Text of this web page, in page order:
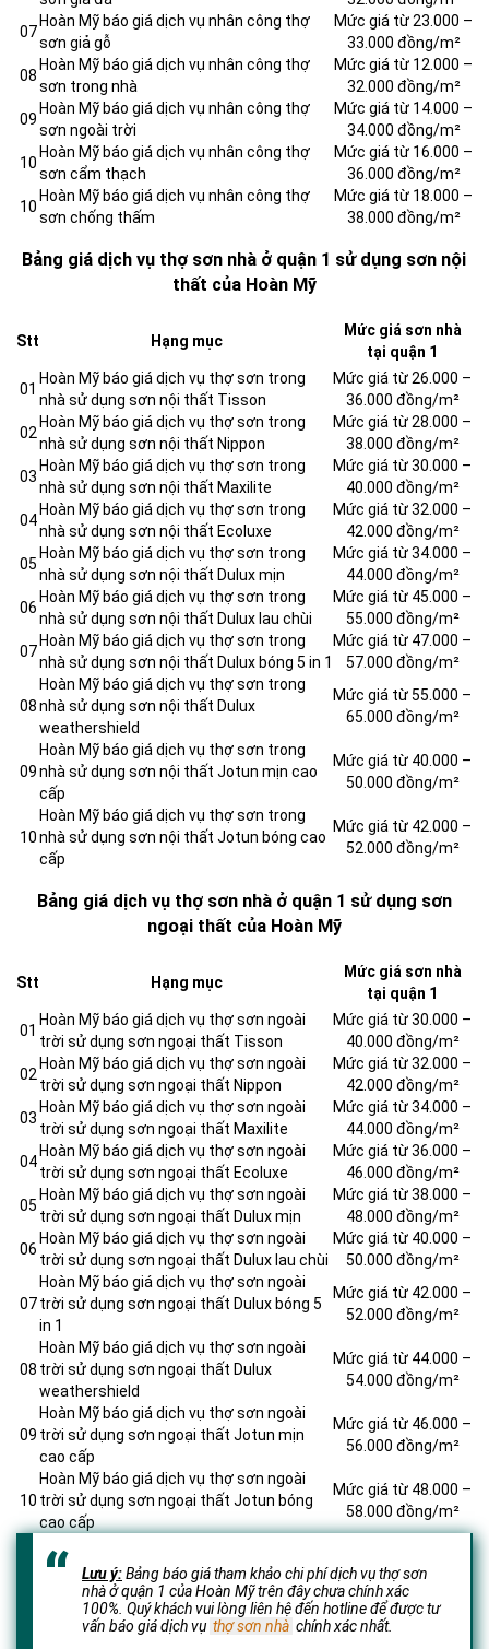
07
Hoàn Mỹ báo giá dịch vụ nhân công thợ
sơn giả gỗ
Mức giá từ 23.000 –
33.000 đồng/m²
08
Hoàn Mỹ báo giá dịch vụ nhân công thợ
sơn trong nhà
Mức giá từ 12.000 –
32.000 đồng/m²
09
Hoàn Mỹ báo giá dịch vụ nhân công thợ
sơn ngoài trời
Mức giá từ 14.000 –
34.000 đồng/m²
10
Hoàn Mỹ báo giá dịch vụ nhân công thợ
sơn cẩm thạch
Mức giá từ 16.000 –
36.000 đồng/m²
10
Hoàn Mỹ báo giá dịch vụ nhân công thợ
sơn chống thấm
Mức giá từ 18.000 –
38.000 đồng/m²
Bảng giá dịch vụ thợ sơn nhà ở quận 1 sử dụng sơn nội
thất của Hoàn Mỹ
Stt Hạng mục
Mức giá sơn nhà
tại quận 1
01
Hoàn Mỹ báo giá dịch vụ thợ sơn trong
nhà sử dụng sơn nội thất Tisson
Mức giá từ 26.000 –
36.000 đồng/m²
02
Hoàn Mỹ báo giá dịch vụ thợ sơn trong
nhà sử dụng sơn nội thất Nippon
Mức giá từ 28.000 –
38.000 đồng/m²
03
Hoàn Mỹ báo giá dịch vụ thợ sơn trong
nhà sử dụng sơn nội thất Maxilite
Mức giá từ 30.000 –
40.000 đồng/m²
04
Hoàn Mỹ báo giá dịch vụ thợ sơn trong
nhà sử dụng sơn nội thất Ecoluxe
Mức giá từ 32.000 –
42.000 đồng/m²
05
Hoàn Mỹ báo giá dịch vụ thợ sơn trong
nhà sử dụng sơn nội thất Dulux mịn
Mức giá từ 34.000 –
44.000 đồng/m²
06
Hoàn Mỹ báo giá dịch vụ thợ sơn trong
nhà sử dụng sơn nội thất Dulux lau chùi
Mức giá từ 45.000 –
55.000 đồng/m²
07
Hoàn Mỹ báo giá dịch vụ thợ sơn trong
nhà sử dụng sơn nội thất Dulux bóng 5 in 1
Mức giá từ 47.000 –
57.000 đồng/m²
08
Hoàn Mỹ báo giá dịch vụ thợ sơn trong
nhà sử dụng sơn nội thất Dulux
weathershield
Mức giá từ 55.000 –
65.000 đồng/m²
09
Hoàn Mỹ báo giá dịch vụ thợ sơn trong
nhà sử dụng sơn nội thất Jotun mịn cao
cấp
Mức giá từ 40.000 –
50.000 đồng/m²
10
Hoàn Mỹ báo giá dịch vụ thợ sơn trong
nhà sử dụng sơn nội thất Jotun bóng cao
cấp
Mức giá từ 42.000 –
52.000 đồng/m²
Bảng giá dịch vụ thợ sơn nhà ở quận 1 sử dụng sơn
ngoại thất của Hoàn Mỹ
Stt Hạng mục
Mức giá sơn nhà
tại quận 1
01
Hoàn Mỹ báo giá dịch vụ thợ sơn ngoài
trời sử dụng sơn ngoại thất Tisson
Mức giá từ 30.000 –
40.000 đồng/m²
02
Hoàn Mỹ báo giá dịch vụ thợ sơn ngoài
trời sử dụng sơn ngoại thất Nippon
Mức giá từ 32.000 –
42.000 đồng/m²
03
Hoàn Mỹ báo giá dịch vụ thợ sơn ngoài
trời sử dụng sơn ngoại thất Maxilite
Mức giá từ 34.000 –
44.000 đồng/m²
04
Hoàn Mỹ báo giá dịch vụ thợ sơn ngoài
trời sử dụng sơn ngoại thất Ecoluxe
Mức giá từ 36.000 –
46.000 đồng/m²
05
Hoàn Mỹ báo giá dịch vụ thợ sơn ngoài
trời sử dụng sơn ngoại thất Dulux mịn
Mức giá từ 38.000 –
48.000 đồng/m²
06
Hoàn Mỹ báo giá dịch vụ thợ sơn ngoài
trời sử dụng sơn ngoại thất Dulux lau chùi
Mức giá từ 40.000 –
50.000 đồng/m²
07
Hoàn Mỹ báo giá dịch vụ thợ sơn ngoài
trời sử dụng sơn ngoại thất Dulux bóng 5
in 1
Mức giá từ 42.000 –
52.000 đồng/m²
08
Hoàn Mỹ báo giá dịch vụ thợ sơn ngoài
trời sử dụng sơn ngoại thất Dulux
weathershield
Mức giá từ 44.000 –
54.000 đồng/m²
09
Hoàn Mỹ báo giá dịch vụ thợ sơn ngoài
trời sử dụng sơn ngoại thất Jotun mịn
cao cấp
Mức giá từ 46.000 –
56.000 đồng/m²
10
Hoàn Mỹ báo giá dịch vụ thợ sơn ngoài
trời sử dụng sơn ngoại thất Jotun bóng
cao cấp
Mức giá từ 48.000 –
58.000 đồng/m²
Lưu ý:Bảng báo giá tham khảo chi phí dịch vụ thợ sơn
nhà ở quận 1 của Hoàn Mỹ trên đây chưa chính xác
100%. Quý khách vui lòng liên hệ đến hotline để được tư
vấn báo giá dịch vụ thợ sơn nhà chính xác nhất.